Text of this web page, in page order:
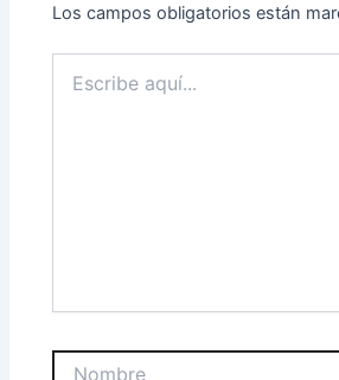
Los campos obligatorios están
aquí...